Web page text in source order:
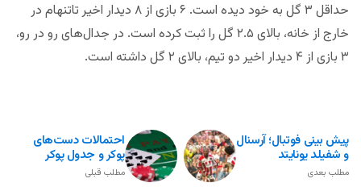
حداقل ۳ گل به خود دیده است. ۶ بازی از ۸ دیدار اخیر تاتنهام در
خارج از خانه، بالای ۲.۵ گل را ثبت کرده است. در جدال‌های رو در رو،
۳ بازی از ۴ دیدار اخیر دو تیم، بالای ۲ گل داشته است.
احتمالات دست‌های
پوکر و جدول پوکر
مطلب قبلی
پیش بینی فوتبال؛ آرسنال
و شفیلد یونایتد
مطلب بعدی